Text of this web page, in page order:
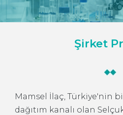
Şirket
Mamsel İlaç, Türkiye'nin
dağıtım kanalı olan